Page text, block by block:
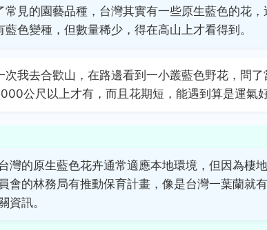
常見的園藝品種，台灣其實有一些原生藍色的花
藍色變種，但數量稀少，得在高山上才看得到。
次我去合歡山，在路邊看到一小叢藍色野花，問
公尺以上才有，而且花期短，能遇到算是運氣好
灣的原生藍色花卉通常適應本地環境，但因為棲
員會的林務局有推動保育計畫，像是台灣一葉蘭就
資訊。